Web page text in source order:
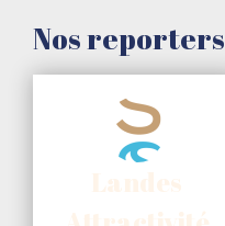
Nos reporters